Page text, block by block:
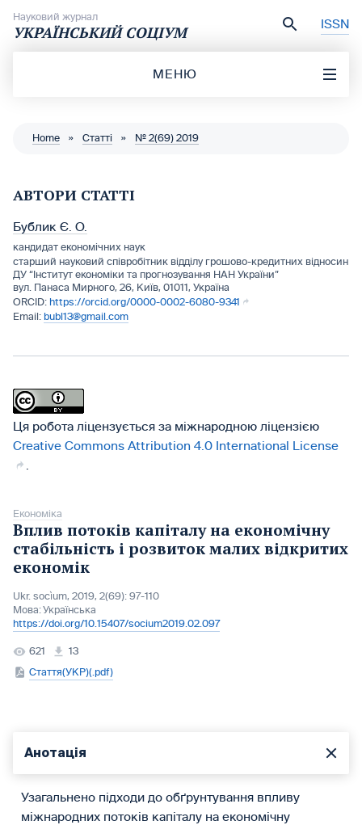
Науковий журнал
УКРАЇНСЬКИЙ СОЦІУМ ISSN
МЕНЮ
Home » Статті » № 2(69) 2019
АВТОРИ СТАТТІ
Бублик Є. О.
кандидат економічних наук
старший науковий співробітник відділу грошово-кредитних відносин
ДУ “Інститут економіки та прогнозування НАН України”
вул. Панаса Мирного, 26, Київ, 01011, Україна
https://orcid.org/0000-0002-6080-9341
bubl13@gmail.com
Ця робота ліцензується за міжнародною ліцензією
Creative Commons Attribution 4.0 International License
Економіка
Вплив потоків капіталу на економічну
стабільність і розвиток малих відкритих
економік
Ukr. socìum, 2019, 2(69): 97-110
Мова:Українська
https://doi.org/10.15407/socium2019.02.097
621
13
Стаття(УКР)(.pdf)
Анотація
Узагальнено підходи до обґрунтування впливу
міжнародних потоків капіталу на економічну